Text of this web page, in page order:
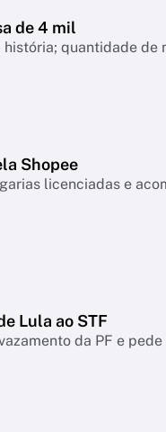
de 4 mil
quantidade de
Shopee
licenciadas e
Lula ao STF
da PF e